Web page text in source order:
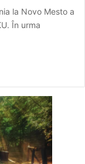
la Novo Mesto a
În urma